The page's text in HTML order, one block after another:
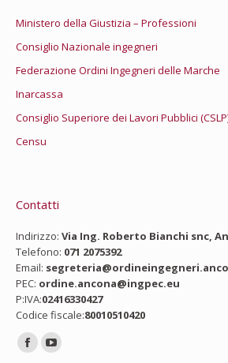
Ministero della Giustizia – Professioni
Consiglio Nazionale ingegneri
Federazione Ordini Ingegneri delle Marche
Inarcassa
Consiglio Superiore dei Lavori Pubblici
Censu
Contatti
Indirizzo: Via Ing. Roberto Bianchi snc,
Telefono: 071 2075392
Email:
PEC: ordine.ancona@ingpec.eu
P:IVA:02416330427
Codice fiscale:80010510420
Ci puoi trovare su:
FacebookYouTube